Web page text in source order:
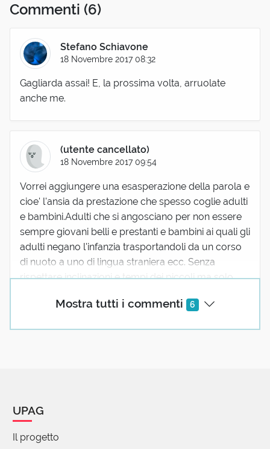
Commenti (6)
Mostra tutti i commenti 6
Stefano Schiavone
18 Novembre 2017 08:32
Gagliarda assai! E, la prossima volta, arruolate
anche me.
(utente cancellato)
18 Novembre 2017 09:54
Vorrei aggiungere una esasperazione della parola e
cioe' l'ansia da prestazione che spesso coglie adulti
e bambini.Adulti che si angosciano per non essere
sempre giovani belli e prestanti e bambini ai quali gli
adulti negano l'infanzia trasportandoli da un corso
di nuoto a uno di lingua straniera ecc. Senza
rispettare inclinazioni e tempi dei piccoli ma solo
2 reazioni
proteggere, garantire per es. la
(prestito). Il participio presente, poi aggettivo, ha
UPAG
Il progetto